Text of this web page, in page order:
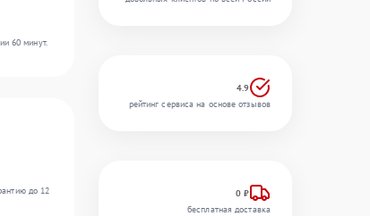
60 минут.
до 12
4.9
рейтинг сервиса на основе отзывов
0 ₽
бесплатная доставка